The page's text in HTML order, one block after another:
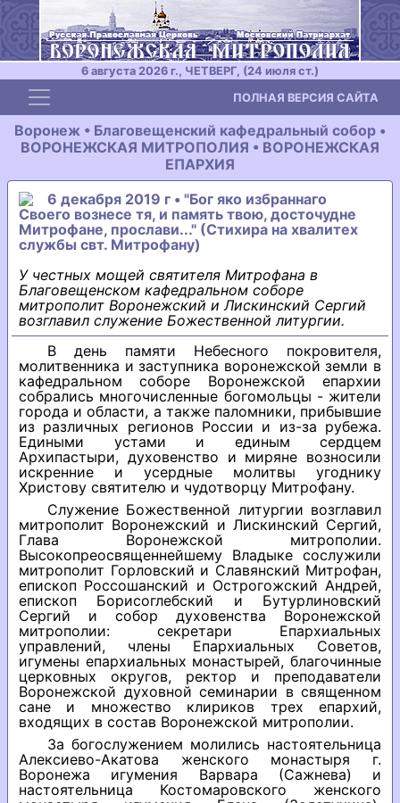
6 августа 2026 г., ЧЕТВЕРГ, (24 июля ст.)
Toggle navigation ПОЛНАЯ ВЕРСИЯ САЙТА
Воронеж • Благовещенский кафедральный собор •
ВОРОНЕЖСКАЯ МИТРОПОЛИЯ • ВОРОНЕЖСКАЯ
ЕПАРХИЯ
6 декабря 2019 г • "Бог яко избраннаго
Своего вознесе тя, и память твою, досточудне
Митрофане, прослави..." (Стихира на хвалитех
службы свт. Митрофану)
У честных мощей святителя Митрофана в
Благовещенском кафедральном соборе
митрополит Воронежский и Лискинский Сергий
возглавил служение Божественной литургии.
В день памяти Небесного покровителя,
молитвенника и заступника воронежской земли в
кафедральном соборе Воронежской епархии
собрались многочисленные богомольцы - жители
города и области, а также паломники, прибывшие
из различных регионов России и из-за рубежа.
Едиными устами и единым сердцем
Архипастыри, духовенство и миряне возносили
искренние и усердные молитвы угоднику
Христову святителю и чудотворцу Митрофану.
Служение Божественной литургии возглавил
митрополит Воронежский и Лискинский Сергий,
Глава Воронежской митрополии.
Высокопреосвященнейшему Владыке сослужили
митрополит Горловский и Славянский Митрофан,
епископ Россошанский и Острогожский Андрей,
епископ Борисоглебский и Бутурлиновский
Сергий и собор духовенства Воронежской
митрополии: секретари Епархиальных
управлений, члены Епархиальных Советов,
игумены епархиальных монастырей, благочинные
церковных округов, ректор и преподаватели
Воронежской духовной семинарии в священном
сане и множество клириков трех епархий,
входящих в состав Воронежской митрополии.
За богослужением молились настоятельница
Алексиево-Акатова женского монастыря г.
Воронежа игумения Варвара (Сажнева) и
настоятельница Костомаровского женского